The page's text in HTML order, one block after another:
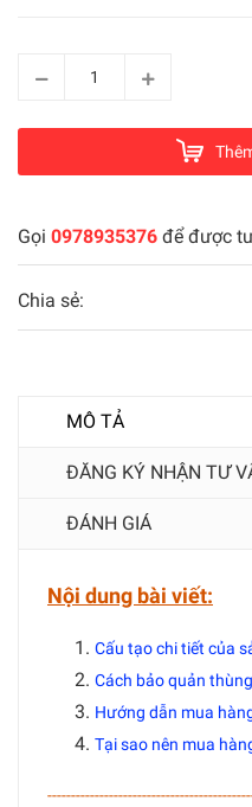
Gọi 0978935376 để được
Chia sẻ:
MÔ TẢ
ĐĂNG KÝ NHẬN TƯ
ĐÁNH GIÁ
Nội dung bài viết:
Cấu tạo chi tiết của
Cách bảo quản
Hướng dẫn mua
Tại sao nên mua